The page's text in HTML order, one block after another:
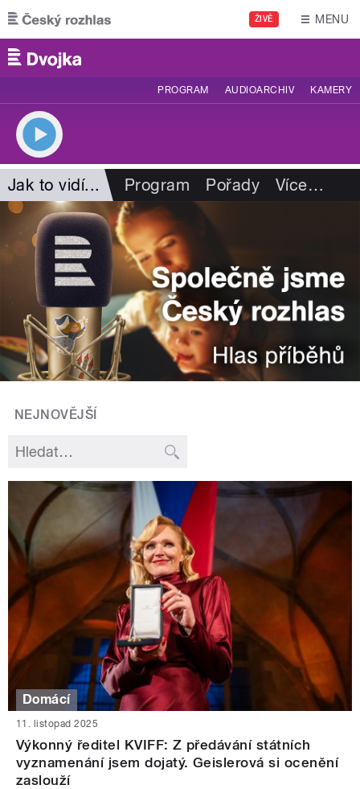
Přejít k hlavnímu obsahu
ŽIVĚ MENU
PROGRAM AUDIOARCHIV KAMERY
Jak to vidí... Program Pořady Více…
NEJNOVĚJŠÍ
Domácí
11. listopad 2025
Výkonný ředitel KVIFF: Z předávání státních
vyznamenání jsem dojatý. Geislerová si ocenění
zaslouží